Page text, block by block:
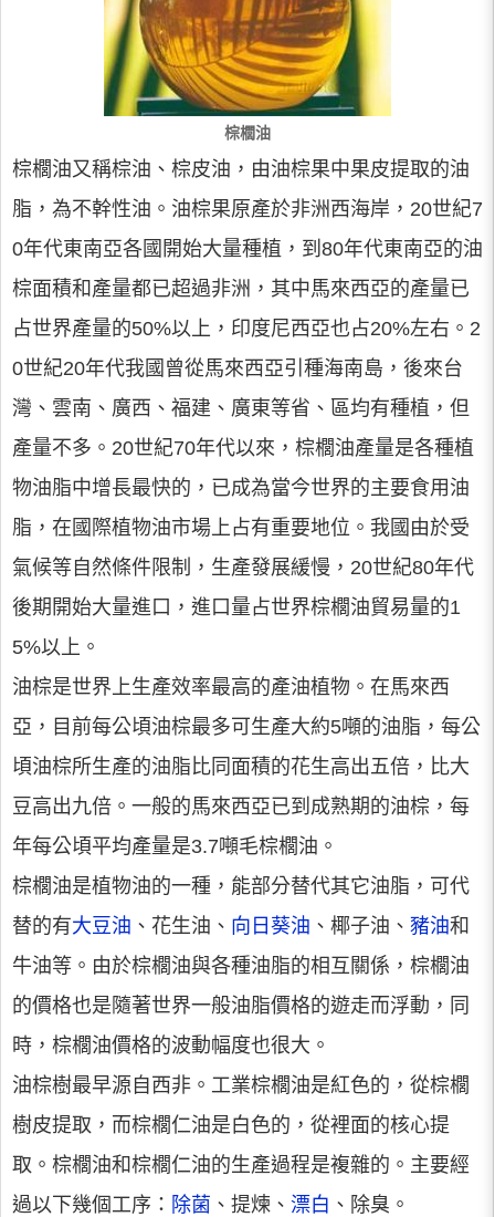
棕櫚油
棕櫚油又稱棕油、棕皮油，由油棕果中果皮提取的油
脂，為不幹性油。油棕果原產於非洲西海岸，20世紀7
0年代東南亞各國開始大量種植，到80年代東南亞的油
棕面積和產量都已超過非洲，其中馬來西亞的產量已
占世界產量的50%以上，印度尼西亞也占20%左右。2
0世紀20年代我國曾從馬來西亞引種海南島，後來台
灣、雲南、廣西、福建、廣東等省、區均有種植，但
產量不多。20世紀70年代以來，棕櫚油產量是各種植
物油脂中增長最快的，已成為當今世界的主要食用油
脂，在國際植物油市場上占有重要地位。我國由於受
氣候等自然條件限制，生產發展緩慢，20世紀80年代
後期開始大量進口，進口量占世界棕櫚油貿易量的1
5%以上。
油棕是世界上生產效率最高的產油植物。在馬來西
亞，目前每公頃油棕最多可生產大約5噸的油脂，每公
頃油棕所生產的油脂比同面積的花生高出五倍，比大
豆高出九倍。一般的馬來西亞已到成熟期的油棕，每
年每公頃平均產量是3.7噸毛棕櫚油。
棕櫚油是植物油的一種，能部分替代其它油脂，可代
替的有大豆油 、花生油、 向日葵油 、椰子油、 豬油和
牛油等。由於棕櫚油與各種油脂的相互關係，棕櫚油
的價格也是隨著世界一般油脂價格的遊走而浮動，同
時，棕櫚油價格的波動幅度也很大。
油棕樹最早源自西非。工業棕櫚油是紅色的，從棕櫚
樹皮提取，而棕櫚仁油是白色的，從裡面的核心提
取。棕櫚油和棕櫚仁油的生產過程是複雜的。主要經
過以下幾個工序： 除菌 、提煉、 漂白 、除臭。